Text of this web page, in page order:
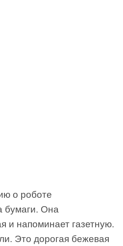
о роботе
бумаги. Она
и напоминает газетную.
Это дорогая бежевая